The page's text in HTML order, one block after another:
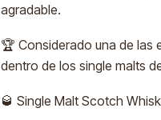
agradable.
🏆 Considerado una de las
dentro de los single malts
🥃 Single Malt Scotch